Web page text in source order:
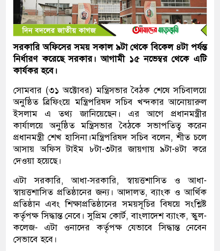
সরকারি অফিসের সময় সকাল ৯টা থেকে বিকেল ৪টা পর্যন্ত
নির্ধারণ করেছে সরকার। আগামী ১৫ নভেম্বর থেকে এটি
কার্যকর হবে।
সোমবার (৩১ অক্টোবর) মন্ত্রিসভার বৈঠক শেষে সচিবালয়ে
অনুষ্ঠিত ব্রিফিংয়ে মন্ত্রিপরিষদ সচিব খন্দকার আনোয়ারুল
ইসলাম এ তথ্য জানিয়েছেন। এর আগে প্রধানমন্ত্রীর
কার্যালয়ে অনুষ্ঠিত মন্ত্রিসভার বৈঠকে সভাপতিত্ব করেন
প্রধানমন্ত্রী শেখ হাসিনা।মন্ত্রিপরিষদ সচিব বলেন, শীত চলে
আসায় অফিস টাইম ৮টা-৩টার জায়গায় ৯টা-৪টা করে
দেওয়া হয়েছে।
এটা সরকারি, আধা-সরকারি, স্বায়ত্তশাসিত ও আধা-
স্বায়ত্তশাসিত প্রতিষ্ঠানের জন্য। আদালত, ব্যাংক ও আর্থিক
প্রতিষ্ঠান এবং শিক্ষাপ্রতিষ্ঠানের সময়সূচির বিষয়ে সংশ্লিষ্ট
কর্তৃপক্ষ সিদ্ধান্ত নেবে। সুপ্রিম কোর্ট, বাংলাদেশ ব্যাংক, স্কুল-
কলেজ- এটা ওনাদের কর্তৃপক্ষ যেভাবে সিদ্ধান্ত নেবেন
সেভাবে হবে।